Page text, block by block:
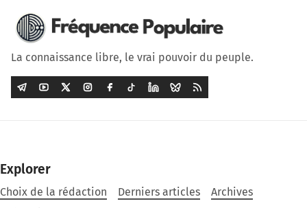
La connaissance libre, le vrai pouvoir du peuple.
Explorer
Choix de la rédaction Derniers articles
Archives